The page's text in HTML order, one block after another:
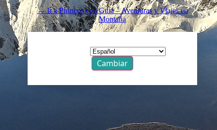
← Ir a Pirineos con Guía – Aventuras y Viajes en
Montaña